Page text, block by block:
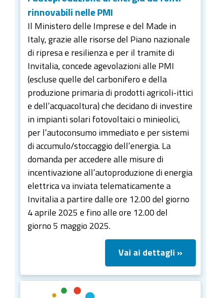
rinnovabili nelle PMI
Il Ministero delle Imprese e del Made in
Italy, grazie alle risorse del Piano nazionale
di ripresa e resilienza e per il tramite di
Invitalia, concede agevolazioni alle PMI
(escluse quelle del carbonifero e della
produzione primaria di prodotti agricoli-ittici
e dell’acquacoltura) che decidano di investire
in impianti solari fotovoltaici o minieolici,
per l’autoconsumo immediato e per sistemi
di accumulo/stoccaggio dell’energia. La
domanda per accedere alle misure di
incentivazione all’autoproduzione di energia
elettrica va inviata telematicamente a
Invitalia a partire dalle ore 12.00 del giorno
4 aprile 2025 e fino alle ore 12.00 del
giorno 5 maggio 2025.
Vai ai dettagli »